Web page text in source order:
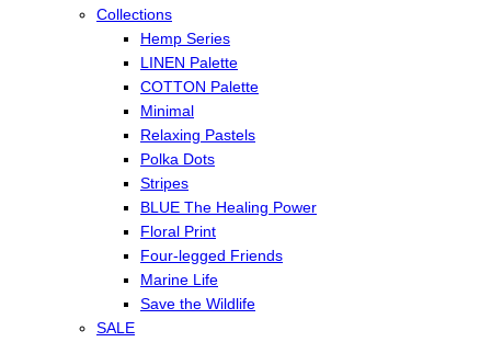
Collections
Hemp Series
LINEN Palette
COTTON Palette
Minimal
Relaxing Pastels
Polka Dots
Stripes
BLUE The Healing Power
Floral Print
Four-legged Friends
Marine Life
Save the Wildlife
SALE